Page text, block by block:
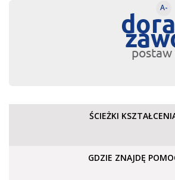
A-
postaw
ŚCIEŻKI
GDZIE ZNAJDĘ